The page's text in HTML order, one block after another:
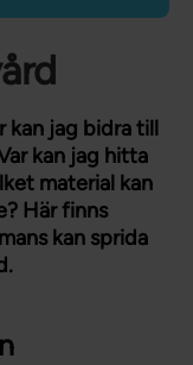
kan jag bidra till
kan jag hitta
material kan
Här finns
kan sprida